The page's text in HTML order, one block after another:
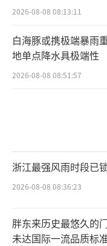
2026-08-08 08:13:11
白海豚或携极端暴雨
地单点降水具极端性
2026-08-08 08:51:57
浙江最强风雨时段已
2026-08-08 08:36:23
胖东来历史最悠久的
未达国际一流品质标